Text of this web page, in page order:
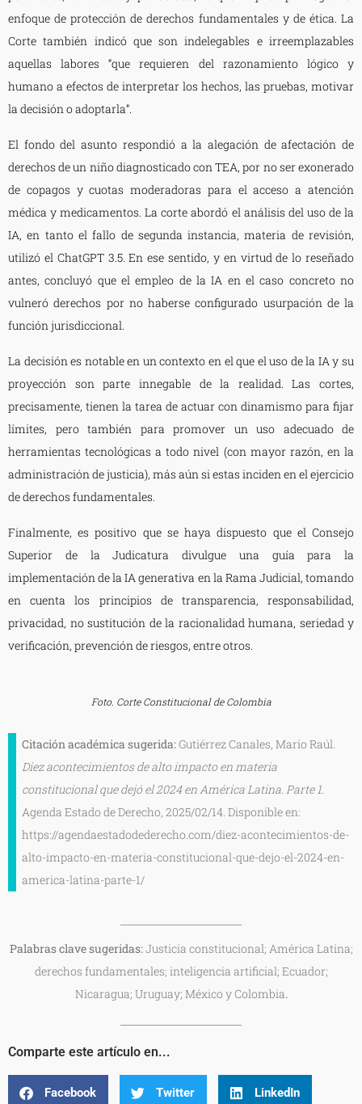
enfoque de protección de derechos fundamentales y de ética. La
Corte también indicó que son indelegables e irreemplazables
aquellas labores “que requieren del razonamiento lógico y
humano a efectos de interpretar los hechos, las pruebas, motivar
la decisión o adoptarla”.
El fondo del asunto respondió a la alegación de afectación de
derechos de un niño diagnosticado con TEA, por no ser exonerado
de copagos y cuotas moderadoras para el acceso a atención
médica y medicamentos. La corte abordó el análisis del uso de la
IA, en tanto el fallo de segunda instancia, materia de revisión,
utilizó el ChatGPT 3.5. En ese sentido, y en virtud de lo reseñado
antes, concluyó que el empleo de la IA en el caso concreto no
vulneró derechos por no haberse configurado usurpación de la
función jurisdiccional.
La decisión es notable en un contexto en el que el uso de la IA y su
proyección son parte innegable de la realidad. Las cortes,
precisamente, tienen la tarea de actuar con dinamismo para fijar
límites, pero también para promover un uso adecuado de
herramientas tecnológicas a todo nivel (con mayor razón, en la
administración de justicia), más aún si estas inciden en el ejercicio
de derechos fundamentales.
Finalmente, es positivo que se haya dispuesto que el Consejo
Superior de la Judicatura divulgue una guía para la
implementación de la IA generativa en la Rama Judicial, tomando
en cuenta los principios de transparencia, responsabilidad,
privacidad, no sustitución de la racionalidad humana, seriedad y
verificación, prevención de riesgos, entre otros.
Foto. Corte Constitucional de Colombia
Citación académica sugerida:Gutiérrez Canales, Mario Raúl.
Diez acontecimientos de alto impacto en materia
constitucional que dejó el 2024 en América Latina. Parte 1.
Agenda Estado de Derecho, 2025/02/14. Disponible en:
https://agendaestadodederecho.com/diez-acontecimientos-de-
alto-impacto-en-materia-constitucional-que-dejo-el-2024-en-
america-latina-parte-1/
Palabras clave sugeridas:Justicia constitucional; América Latina;
derechos fundamentales; inteligencia artificial; Ecuador;
Nicaragua; Uruguay; México y Colombia.
Comparte este artículo en...
Facebook Twitter LinkedIn